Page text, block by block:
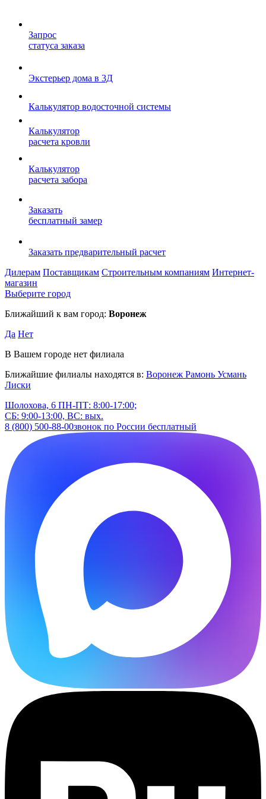
Запрос
статуса заказа
Экстерьер дома в 3Д
Калькулятор водосточной системы
Калькулятор
расчета кровли
Калькулятор
расчета забора
Заказать
бесплатный замер
Заказать предварительный расчет
Дилерам Поставщикам Строительным компаниям Интернет-
магазин
Выберите город
Ближайший к вам город: Воронеж
Да Нет
В Вашем городе нет филиала
Ближайшие филиалы находятся в: Воронеж Рамонь Усмань
Лиски
Шолохова, 6 ПН-ПТ: 8:00-17:00;
СБ: 9:00-13:00, ВС: вых.
8 (800) 500-88-00звонок по России бесплатный